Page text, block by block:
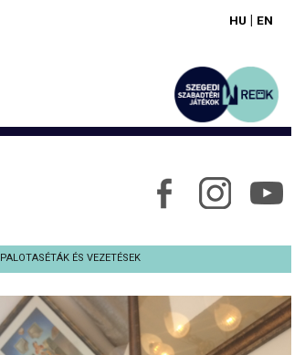
HU | EN
PALOTASÉTÁK ÉS VEZETÉSEK